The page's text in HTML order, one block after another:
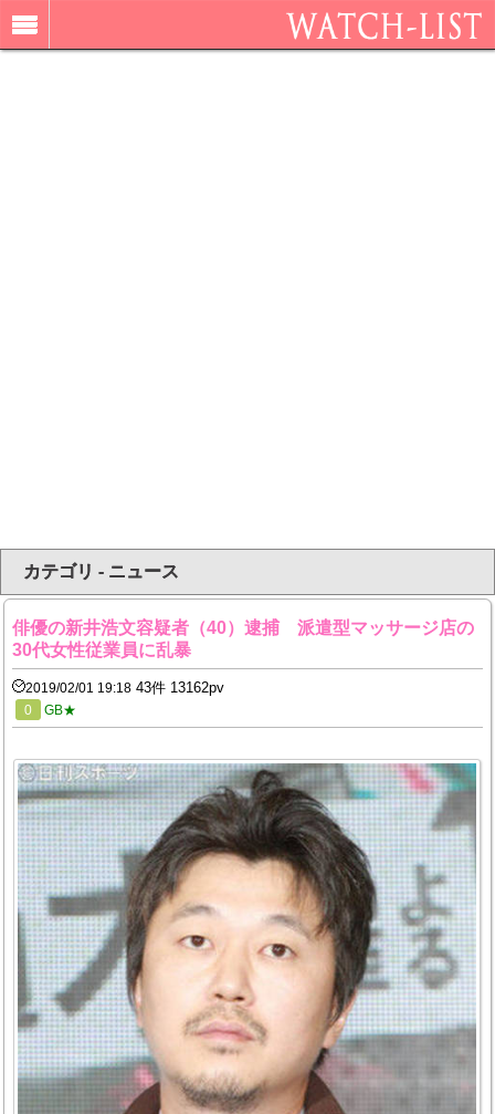
カテゴリ - ニュース
俳優の新井浩文容疑者（40）逮捕 派遣型マッサージ店の
30代女性従業員に乱暴
2019/02/01 19:18 43件 13162pv
0 GB★